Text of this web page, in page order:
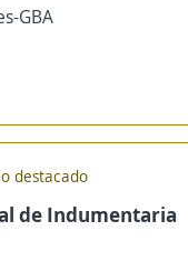
GBA
destacado
de Indumentaria